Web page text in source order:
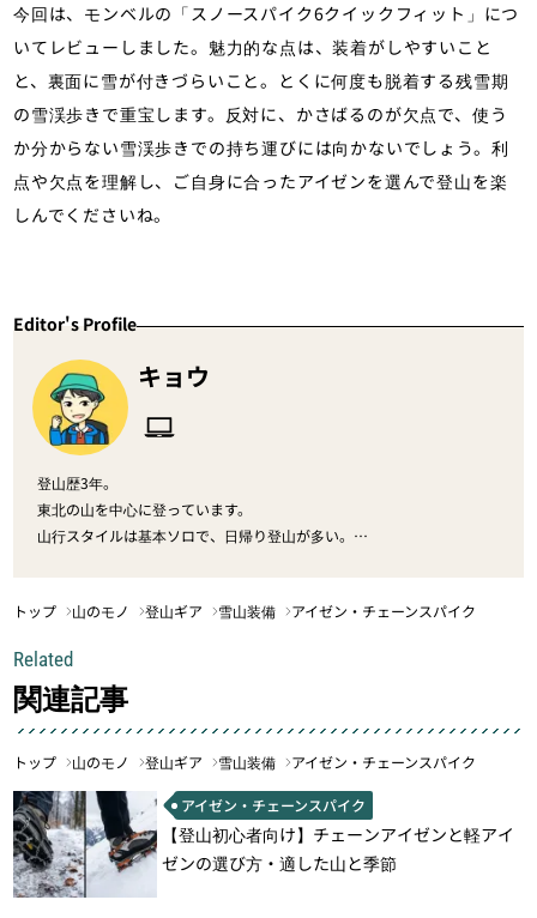
今回は、モンベルの「スノースパイク6クイックフィット」につ
いてレビューしました。魅力的な点は、装着がしやすいこと
と、裏面に雪が付きづらいこと。とくに何度も脱着する残雪期
の雪渓歩きで重宝します。反対に、かさばるのが欠点で、使う
か分からない雪渓歩きでの持ち運びには向かないでしょう。利
点や欠点を理解し、ご自身に合ったアイゼンを選んで登山を楽
しんでくださいね。
Editor's Profile
キョウ
登山歴3年。
東北の山を中心に登っています。
山行スタイルは基本ソロで、日帰り登山が多い。
トップ
山のモノ 登山ギア 雪山装備 アイゼン・チェーンスパイク
Related
関連記事
トップ 山のモノ 登山ギア 雪山装備 アイゼン・チェーンスパイク
アイゼン・チェーンスパイク
【登山初心者向け】チェーンアイゼンと軽アイ
ゼンの選び方・適した山と季節